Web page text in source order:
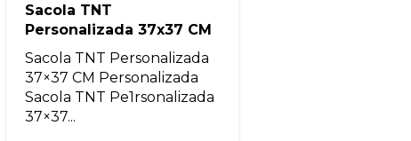
Sacola TNT
Personalizada 37x37 CM
Sacola TNT Personalizada
37×37 CM Personalizada
Sacola TNT Pe1rsonalizada
37×37...